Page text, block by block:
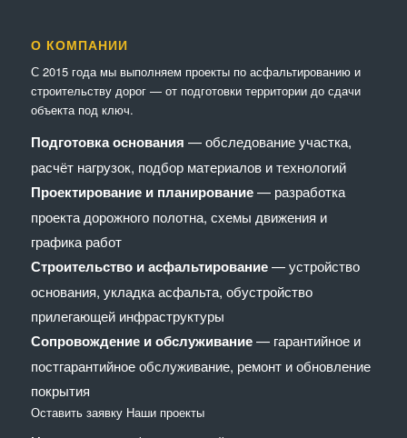
О КОМПАНИИ
С 2015 года мы выполняем проекты по асфальтированию и
строительству дорог — от подготовки территории до сдачи
объекта под ключ.
Подготовка основания — обследование участка,
расчёт нагрузок, подбор материалов и технологий
Проектирование и планирование— разработка
проекта дорожного полотна, схемы движения и
графика работ
Строительство и асфальтирование— устройство
основания, укладка асфальта, обустройство
прилегающей инфраструктуры
Сопровождение и обслуживание— гарантийное и
постгарантийное обслуживание, ремонт и обновление
покрытия
Оставить заявку Наши проекты